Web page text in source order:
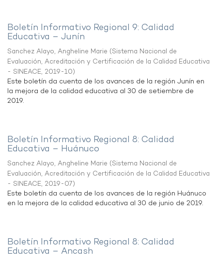
Boletín Informativo Regional 9: Calidad
Educativa – Junín
Sanchez Alayo, Angheline Marie (Sistema Nacional de
Evaluación, Acreditación y Certificación de la Calidad Educativa
- SINEACE, 2019-10)
Este boletín da cuenta de los avances de la región Junín en
la mejora de la calidad educativa al 30 de setiembre de
2019.
Boletín Informativo Regional 8: Calidad
Educativa – Huánuco
Sanchez Alayo, Angheline Marie (Sistema Nacional de
Evaluación, Acreditación y Certificación de la Calidad Educativa
- SINEACE, 2019-07)
Este boletín da cuenta de los avances de la región Huánuco
en la mejora de la calidad educativa al 30 de junio de 2019.
Boletín Informativo Regional 8: Calidad
Educativa – Ancash